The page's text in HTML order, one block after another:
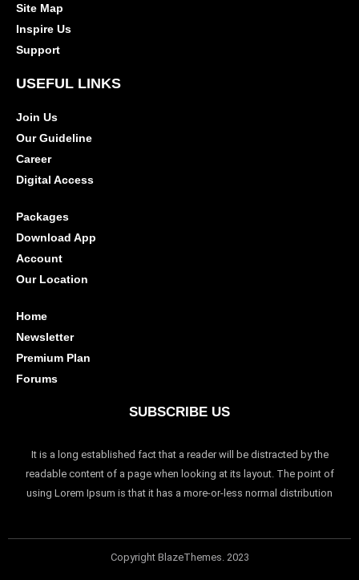
Site Map
Inspire Us
Support
USEFUL LINKS
Join Us
Our Guideline
Career
Digital Access
Packages
Download App
Account
Our Location
Home
Newsletter
Premium Plan
Forums
SUBSCRIBE US
It is a long established fact that a reader will be distracted by the
readable content of a page when looking at its layout. The point of
using Lorem Ipsum is that it has a more-or-less normal distribution
Copyright BlazeThemes. 2023